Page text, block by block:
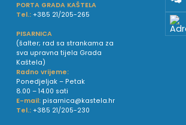
PORTA GRADA KAŠTELA
Tel.: +385 21/205-265
PISARNICA
(šalter; rad sa strankama za
sva upravna tijela Grada
Kaštela)
Radno vrijeme:
Ponedjeljak – Petak
8.00 – 14.00 sati
E-mail: pisarnica@kastela.hr
Tel.: +385 21/205-230